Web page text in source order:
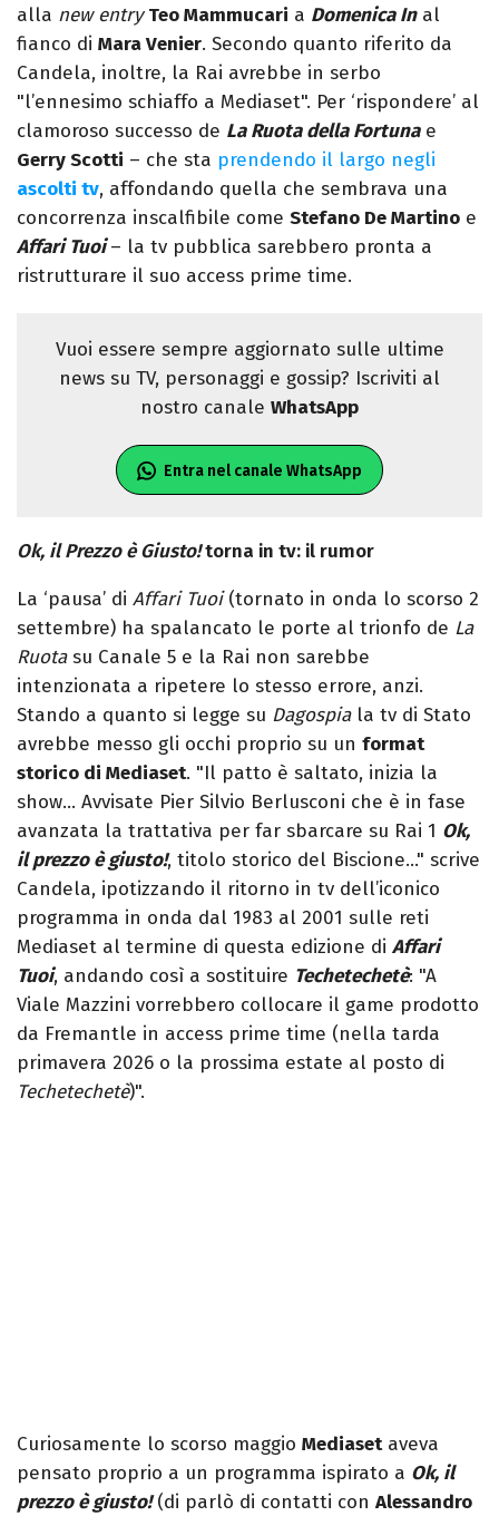
alla new entry Teo Mammucari a Domenica Inal
fianco di Mara Venier. Secondo quanto riferito da
Candela, inoltre, la Rai avrebbe in serbo
"l’ennesimo schiaffo a Mediaset". Per ‘rispondere’ al
clamoroso successo de La Ruota della Fortunae
Gerry Scotti – che sta prendendo il largo negli
ascolti tv, affondando quella che sembrava una
concorrenza inscalfibile come Stefano De Martino e
Affari Tuoi– la tv pubblica sarebbero pronta a
ristrutturare il suo access prime time.
Vuoi essere sempre aggiornato sulle ultime
news su TV, personaggi e gossip? Iscriviti al
nostro canale WhatsApp
Entra nel canale WhatsApp
Ok, il Prezzo è Giusto!torna in tv: il rumor
La ‘pausa’ di Affari Tuoi(tornato in onda lo scorso 2
settembre) ha spalancato le porte al trionfo de La
Ruotasu Canale 5 e la Rai non sarebbe
intenzionata a ripetere lo stesso errore, anzi.
Stando a quanto si legge su Dagospiala tv di Stato
avrebbe messo gli occhi proprio su un format
storico di Mediaset. "Il patto è saltato, inizia la
show… Avvisate Pier Silvio Berlusconi che è in fase
avanzata la trattativa per far sbarcare su Rai 1 Ok,
il prezzo è giusto!, titolo storico del Biscione…" scrive
Candela, ipotizzando il ritorno in tv dell’iconico
programma in onda dal 1983 al 2001 sulle reti
Mediaset al termine di questa edizione di Affari
Tuoi, andando così a sostituire Techetechetè: "A
Viale Mazzini vorrebbero collocare il game prodotto
da Fremantle in access prime time (nella tarda
primavera 2026 o la prossima estate al posto di
Techetechetè)".
Curiosamente lo scorso maggio Mediasetaveva
pensato proprio a un programma ispirato a Ok, il
prezzo è giusto!(di parlò di contatti con Alessandro